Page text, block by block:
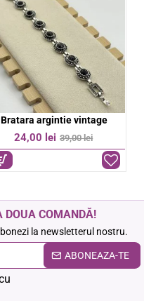
-14%
Cruce otel inoxidabil
37,00 lei 43,00 lei
DOUA COMANDĂ!
la newsletterul nostru.
ABONEAZA-TE